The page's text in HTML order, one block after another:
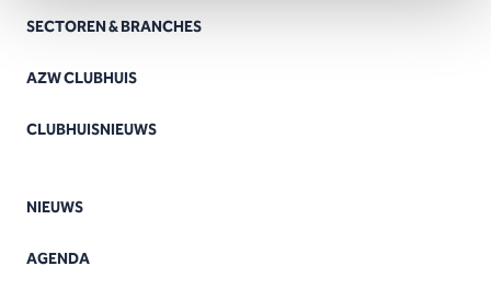
SECTOREN & BRANCHES
AZW CLUBHUIS
CLUBHUISNIEUWS
NIEUWS
AGENDA